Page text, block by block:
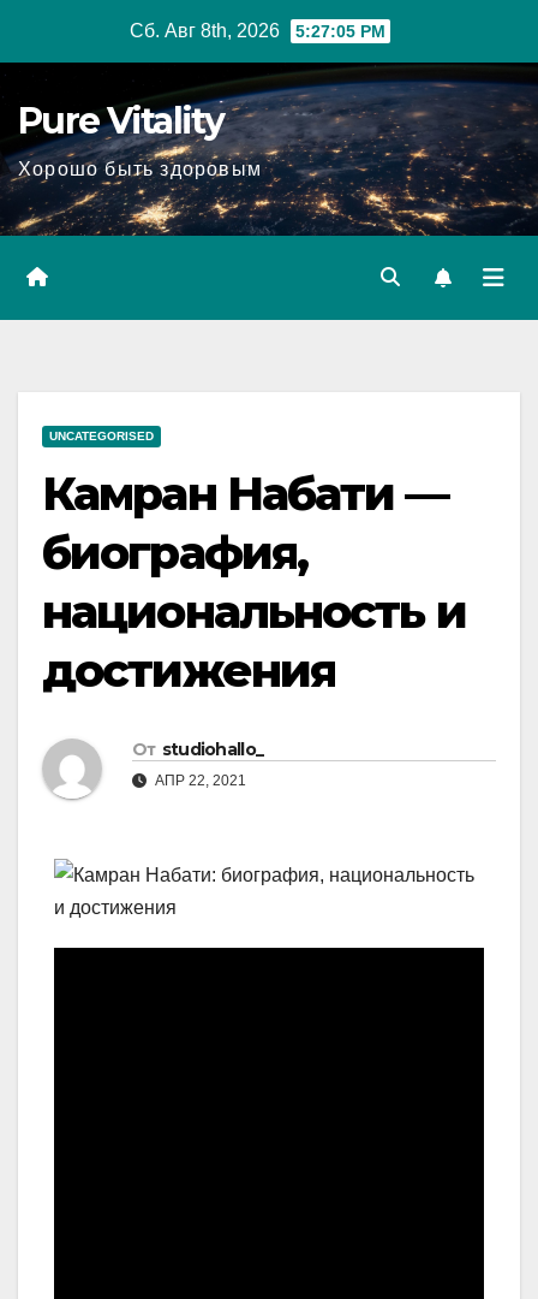
Сб. Авг 8th, 2026 5:27:06 PM
Pure Vitality
Хорошо быть здоровым
UNCATEGORISED
Камран Набати —
биография,
национальность и
достижения
От studiohallo_
АПР 22, 2021